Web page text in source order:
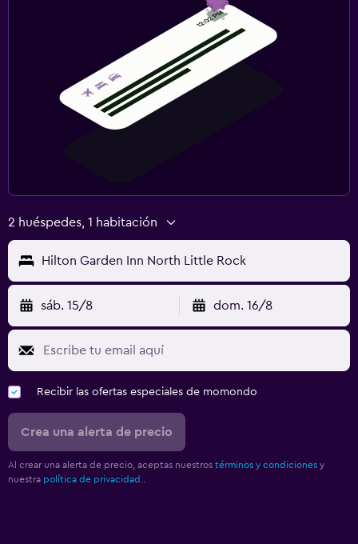
2 huéspedes, 1 habitación
Hilton Garden Inn North Little Rock
sáb. 15/8 dom. 16/8
Recibir las ofertas especiales de momondo
Crea una alerta de precio
Al crear una alerta de precio, aceptas nuestros términos y condiciones y
nuestra política de privacidad.